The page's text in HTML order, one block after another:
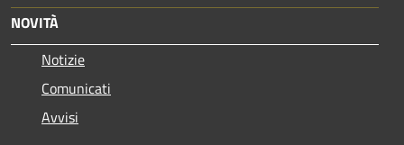
NOVITÀ
Notizie
Comunicati
Avvisi